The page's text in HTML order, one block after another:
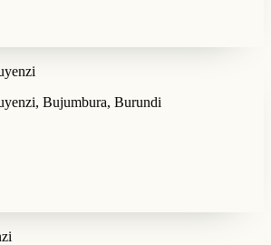
Bujumbura, Burundi